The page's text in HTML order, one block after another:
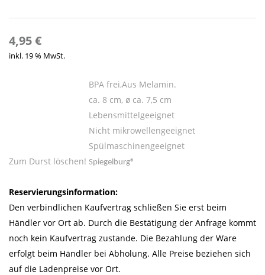
Passwort vergessen?
4,95€
inkl. 19 % MwSt.
Zum Durst löschen!
BPA frei,Aus Melamin.
ca. 8 cm, ø ca. 7,5 cm
Lebensmittelgeeignet
Nicht mikrowellengeeignet
Spülmaschinengeeignet
Spiegelburg®
Reservierungsinformation:
Den verbindlichen Kaufvertrag schließen Sie erst beim
Händler vor Ort ab. Durch die Bestätigung der Anfrage kommt
noch kein Kaufvertrag zustande. Die Bezahlung der Ware
erfolgt beim Händler bei Abholung. Alle Preise beziehen sich
auf die Ladenpreise vor Ort.